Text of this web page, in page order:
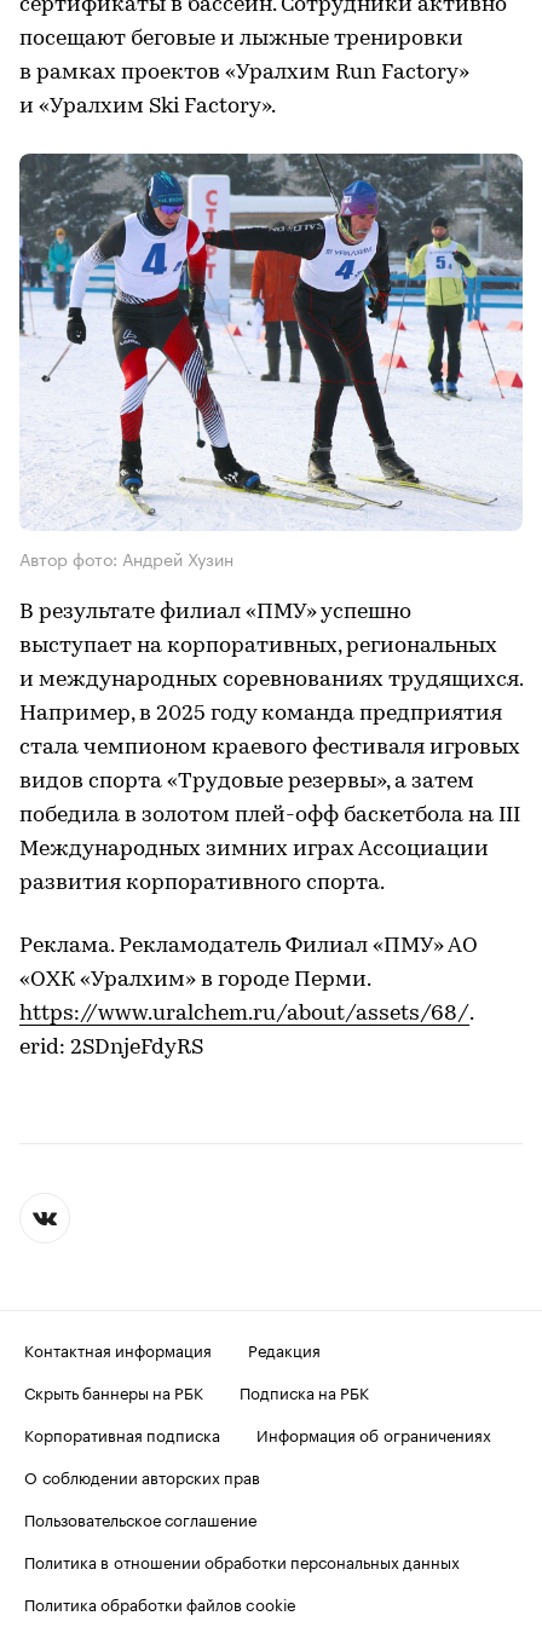
сертификаты в бассейн. Сотрудники активно
посещают беговые и лыжные тренировки
в рамках проектов «Уралхим Run Factory»
и «Уралхим Ski Factory».
Автор фото: Андрей Хузин
В результате филиал «ПМУ» успешно
выступает на корпоративных, региональных
и международных соревнованиях трудящихся.
Например, в 2025 году команда предприятия
стала чемпионом краевого фестиваля игровых
видов спорта «Трудовые резервы», а затем
победила в золотом плей-офф баскетбола на III
Международных зимних играх Ассоциации
развития корпоративного спорта.
Реклама. Рекламодатель Филиал «ПМУ» АО
«ОХК «Уралхим» в городе Перми.
https://www.uralchem.ru/about/assets/68/.
erid: 2SDnjeFdyRS
Контактная информация
Редакция
Скрыть баннеры на РБК
Подписка на РБК
Корпоративная подписка
Информация об ограничениях
О соблюдении авторских прав
Пользовательское соглашение
Политика в отношении обработки персональных данных
Политика обработки файлов cookie